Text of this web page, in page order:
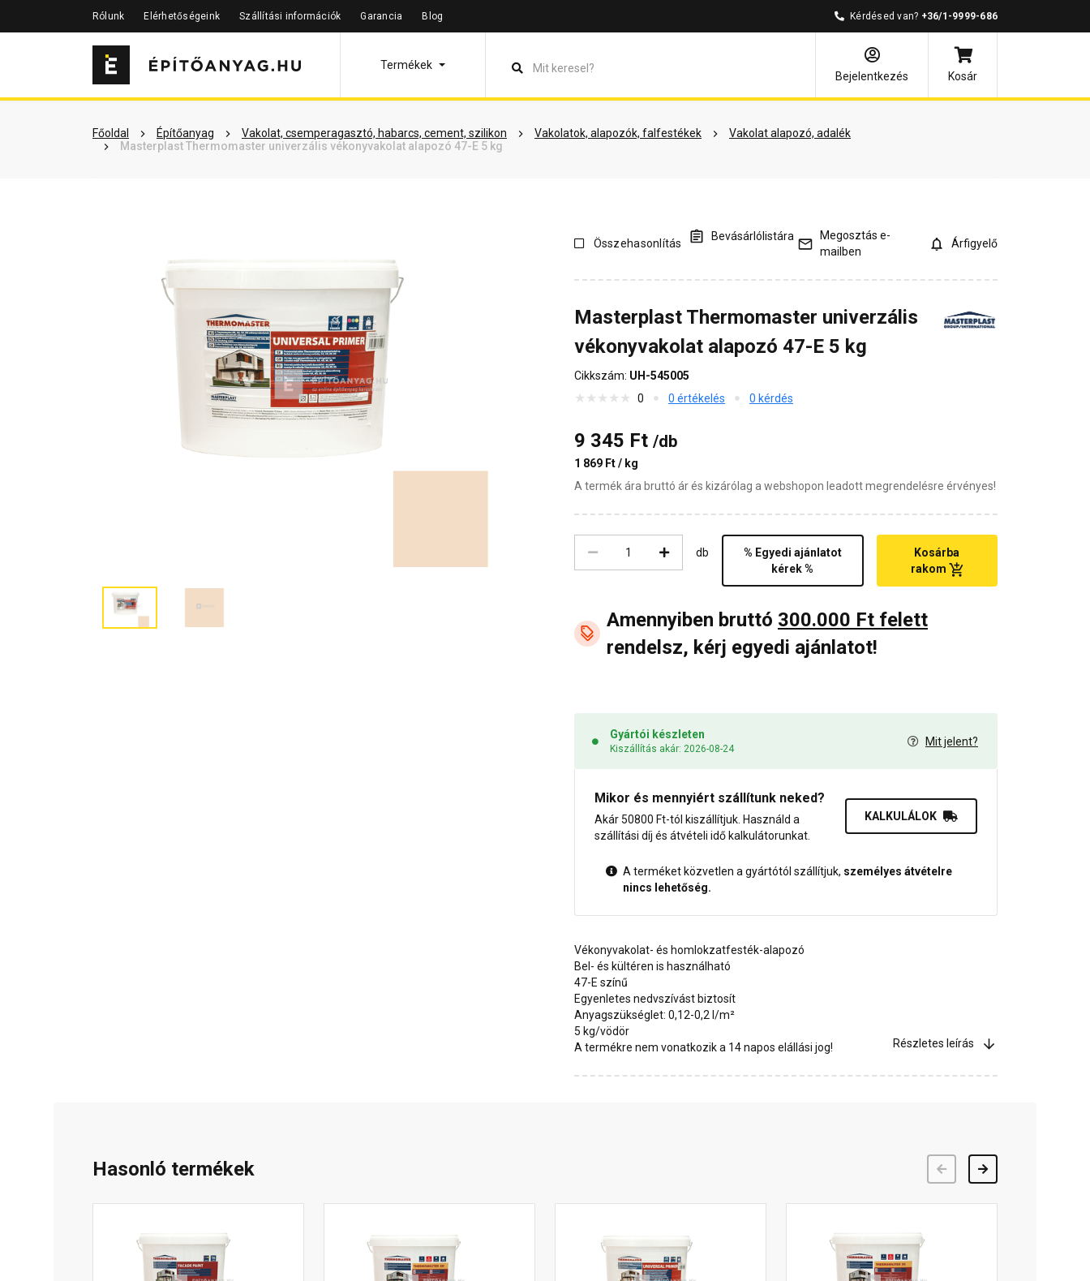
Rólunk Elérhetőségeink Szállítási információk Garancia Blog Kérdésed van? +36/1-9999-686
Termékek
Bejelentkezés
Kosár
Főoldal Építőanyag Vakolat, csemperagasztó, habarcs, cement, szilikon Vakolatok, alapozók, falfestékek
Vakolat alapozó, adalék
Masterplast Thermomaster univerzális vékonyvakolat alapozó 47-E 5 kg
Szükséged lehet rá Részletes leírás Termékinformáció Vásárlói vélemények Kérdések és válaszok Kapcsolódó cikkek
Összehasonlítás
Bevásárlólistára
Megosztás e-
mailben
Árfigyelő
Masterplast Thermomaster univerzális
vékonyvakolat alapozó 47-E 5 kg
Cikkszám: UH-545005
0
0 értékelés 0 kérdés
9 345 Ft /db
1 869 Ft / kg
A termék ára bruttó ár és kizárólag a webshopon leadott megrendelésre érvényes!
db
% Egyedi ajánlatot
kérek %
Kosárba
rakom
Amennyiben bruttó 300.000 Ft felett
rendelsz, kérj egyedi ajánlatot!
Gyártói készleten
Kiszállítás akár: 2026-08-24
Mit jelent?
Mikor és mennyiért szállítunk neked?
Akár 50800 Ft-tól kiszállítjuk. Használd a
szállítási díj és átvételi idő kalkulátorunkat.
KALKULÁLOK
A terméket közvetlen a gyártótól szállítjuk, személyes átvételre
nincs lehetőség.
Vékonyvakolat- és homlokzatfesték-alapozó
Bel- és kültéren is használható
47-E színű
Egyenletes nedvszívást biztosít
Anyagszükséglet: 0,12-0,2 l/m²
5 kg/vödör
A termékre nem vonatkozik a 14 napos elállási jog!
Részletes leírás
Hasonló termékek